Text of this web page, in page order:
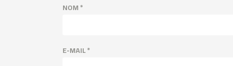
NOM*
E-MAIL*